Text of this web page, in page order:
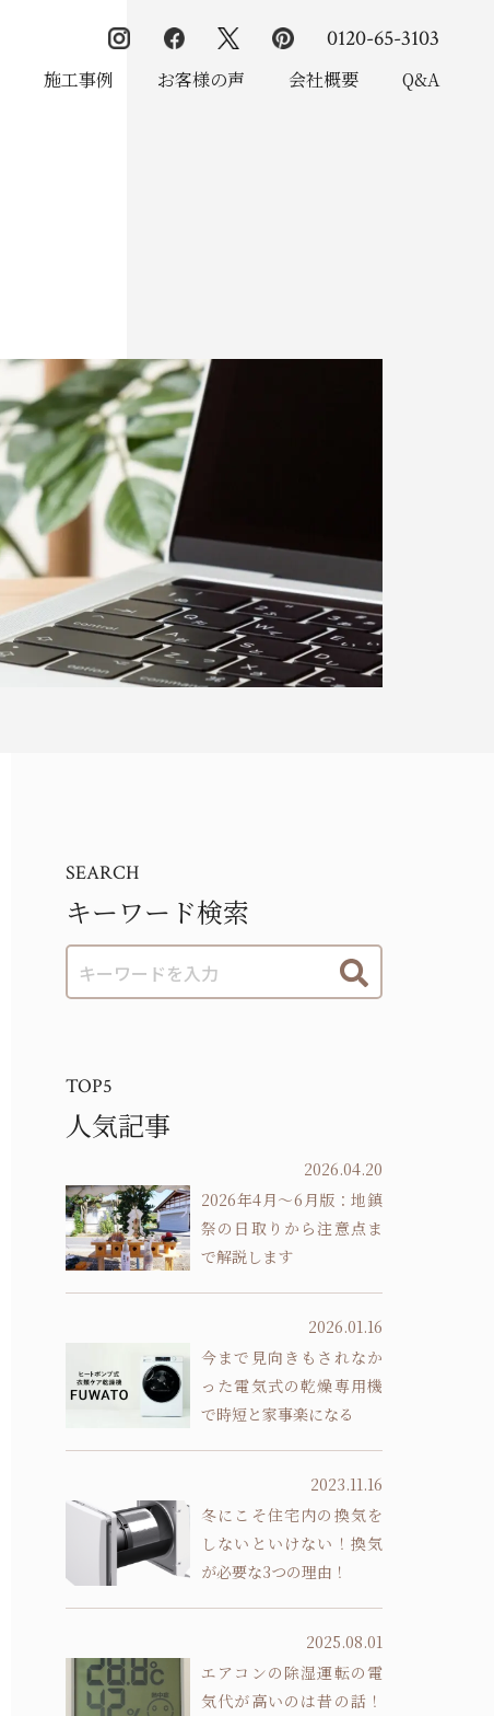
0120-65-3103
施工事例 お客様の声 会社概要 Q&A
SEARCH
キーワード検索
TOP5
人気記事
2026.04.20
2026年4月～6月版：地鎮
祭の日取りから注意点ま
で解説します
2026.01.16
今まで見向きもされなか
った電気式の乾燥専用機
で時短と家事楽になる
2023.11.16
冬にこそ住宅内の換気を
しないといけない！換気
が必要な3つの理由！
2025.08.01
エアコンの除湿運転の電
気代が高いのは昔の話！